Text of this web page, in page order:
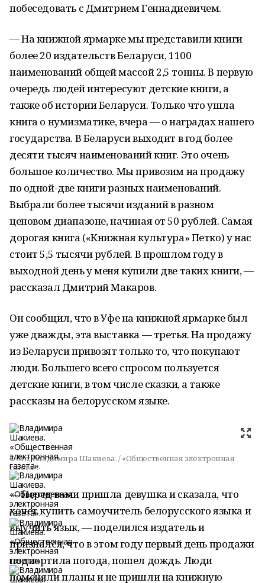
побеседовать с Дмитрием Геннадиевичем.
— На книжной ярмарке мы представили книги
более 20 издательств Беларуси, 1100
наименований общей массой 2,5 тонны. В первую
очередь людей интересуют детские книги, а
также об истории Беларуси. Только что ушла
книга о нумизматике, вчера — о наградах нашего
государства. В Беларуси выходит в год более
десяти тысяч наименований книг. Это очень
большое количество. Мы привозим на продажу
по одной-две книги разных наименований.
Выбрали более тысячи изданий в разном
ценовом диапазоне, начиная от 50 рублей. Самая
дорогая книга («Книжная культура» Петко) у нас
стоит 5,5 тысячи рублей. В прошлом году в
выходной день у меня купили две таких книги, —
рассказал Дмитрий Макаров.
Он сообщил, что в Уфе на книжной ярмарке был
уже дважды, эта выставка — третья. На продажу
из Беларуси привозят только то, что покупают
люди. Большего всего спросом пользуется
детские книги, в том числе сказки, а также
рассказы на белорусском языке.
Фото: Владимира Шакиева. / «Общественная электронная
газета».
— Перед вами пришла девушка и сказала, что
хочет купить самоучитель белорусского языка и
выучить язык, — поделился издатель и
признался, что в этом году первый день продажи
подпортила погода, пошел дождь. Люди
поменяли планы и не пришли на книжную